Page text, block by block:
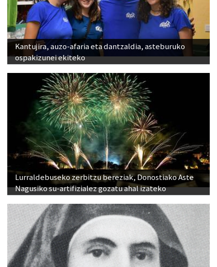
Kantujira, auzo-afaria eta dantzaldia, asteburuko
ospakizunei ekiteko
Lurraldebuseko zerbitzu bereziak, Donostiako Aste
Nagusiko su-artifizialez gozatu ahal izateko